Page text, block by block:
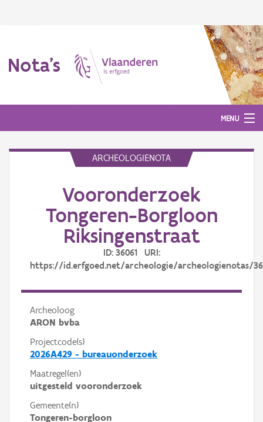
Nota's
MENU
ARCHEOLOGIENOTA
Vooronderzoek
Tongeren-Borgloon
Riksingenstraat
ID: 36061 URI:
https://id.erfgoed.net/archeologie/archeologienotas/
Archeoloog
ARON bvba
Projectcode(s)
2026A429 - bureauonderzoek
Maatregel(en)
uitgesteld vooronderzoek
Gemeente(n)
Tongeren-borgloon